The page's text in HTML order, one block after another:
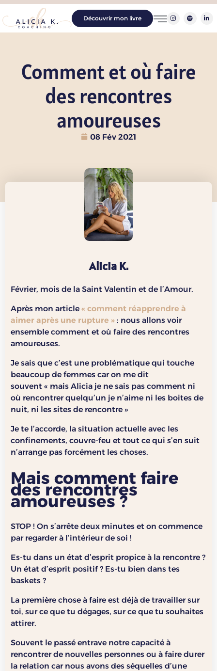
Découvrir mon livre
Comment et où faire
des rencontres
amoureuses
08 Fév 2021
Alicia K.
Février, mois de la Saint Valentin et de l’Amour.
Après mon article « comment réapprendre à
aimer après une rupture » : nous allons voir
ensemble comment et où faire des rencontres
amoureuses.
Je sais que c’est une problématique qui touche
beaucoup de femmes car on me dit
souvent « mais Alicia je ne sais pas comment ni
où rencontrer quelqu’un je n’aime ni les boites de
nuit, ni les sites de rencontre »
Je te l’accorde, la situation actuelle avec les
confinements, couvre-feu et tout ce qui s’en suit
n’arrange pas forcément les choses.
Mais comment faire
des rencontres
amoureuses ?
STOP ! On s’arrête deux minutes et on commence
par regarder à l’intérieur de soi !
Es-tu dans un état d’esprit propice à la rencontre ?
Un état d’esprit positif ? Es-tu bien dans tes
baskets ?
La première chose à faire est déjà de travailler sur
toi, sur ce que tu dégages, sur ce que tu souhaites
attirer.
Souvent le passé entrave notre capacité à
rencontrer de nouvelles personnes ou à faire durer
la relation car nous avons des séquelles d’une